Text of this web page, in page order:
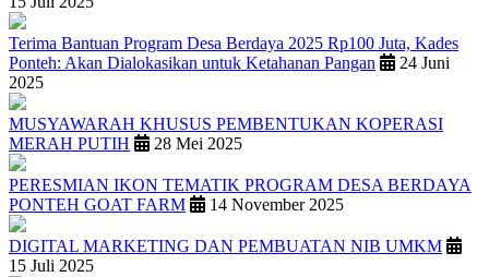
Terima Bantuan Program Desa Berdaya 2025 Rp100 Juta, Kades
Ponteh: Akan Dialokasikan untuk Ketahanan Pangan
24 Juni
2025
MUSYAWARAH KHUSUS PEMBENTUKAN KOPERASI
MERAH PUTIH
28 Mei 2025
PERESMIAN IKON TEMATIK PROGRAM DESA BERDAYA
PONTEH GOAT FARM
14 November 2025
DIGITAL MARKETING DAN PEMBUATAN NIB UMKM
15 Juli 2025